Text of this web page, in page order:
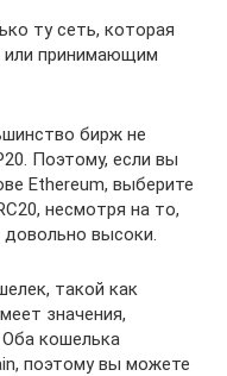
ту сеть, которая
или принимающим
бирж не
Поэтому, если вы
Ethereum, выберите
несмотря на то,
высоки.
такой как
значения,
Оба кошелька
поэтому вы можете